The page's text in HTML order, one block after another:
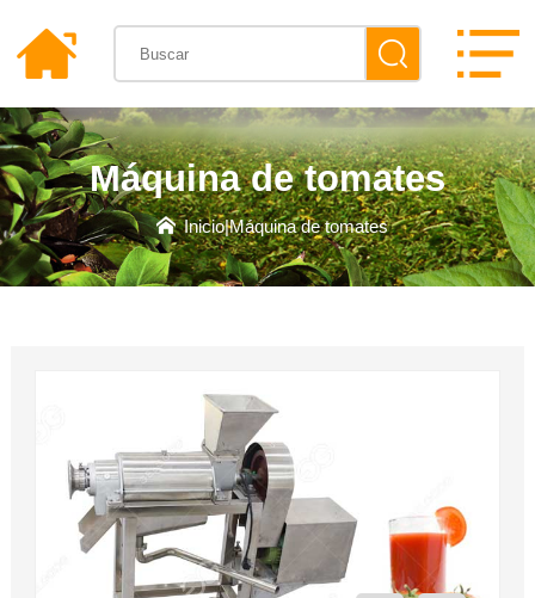
Máquina de tomates
Inicio|Máquina de tomates